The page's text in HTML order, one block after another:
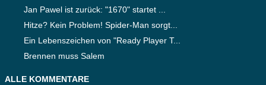
Jan Pawel ist zurück: "1670" startet ...
Hitze? Kein Problem! Spider-Man sorgt...
Ein Lebenszeichen von "Ready Player T...
Brennen muss Salem
ALLE KOMMENTARE